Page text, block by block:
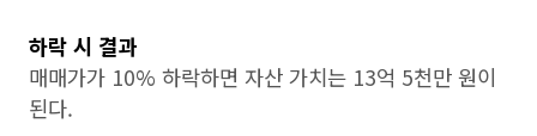
하락 시 결과
매매가가 10% 하락하면 자산 가치는 13억 5천만 원이
된다.